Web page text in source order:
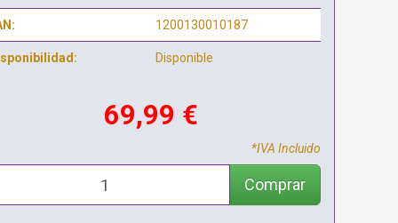
1200130010187
Disponible
69,99 €
*IVA Incluido
Comprar